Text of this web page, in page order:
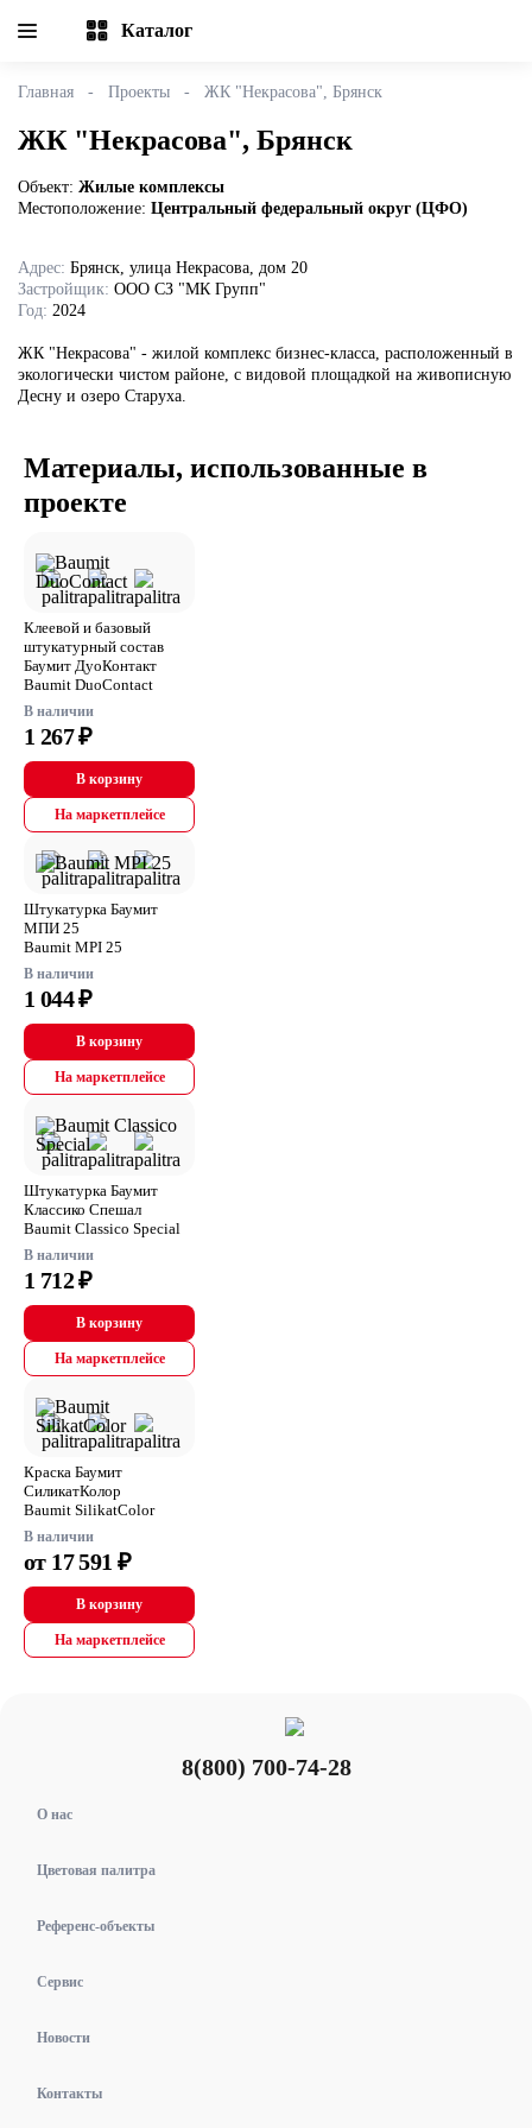
Каталог
Главная Проекты ЖК "Некрасова", Брянск
ЖК "Некрасова", Брянск
Объект: Жилые комплексы
Местоположение: Центральный федеральный округ (ЦФО)
Адрес: Брянск, улица Некрасова, дом 20
Застройщик: ООО СЗ "МК Групп"
Год: 2024
ЖК "Некрасова" - жилой комплекс бизнес-класса, расположенный в
экологически чистом районе, с видовой площадкой на живописную
Десну и озеро Старуха.
Материалы, использованные в
проекте
Клеевой и базовый
штукатурный состав
Баумит ДуоКонтакт
Baumit DuoContact
В наличии
1 267 ₽
В корзину
На маркетплейсе
Штукатурка Баумит
МПИ 25
Baumit MPI 25
В наличии
1 044 ₽
В корзину
На маркетплейсе
Штукатурка Баумит
Классико Спешал
Baumit Classico Special
В наличии
1 712 ₽
В корзину
На маркетплейсе
Краска Баумит
СиликатКолор
Baumit SilikatColor
В наличии
от 17 591 ₽
В корзину
На маркетплейсе
8(800) 700-74-28
О нас
Цветовая палитра
Референс-объекты
Сервис
Новости
Контакты